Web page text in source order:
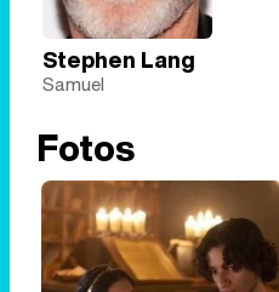
Stephen Lang
Samuel
Fotos